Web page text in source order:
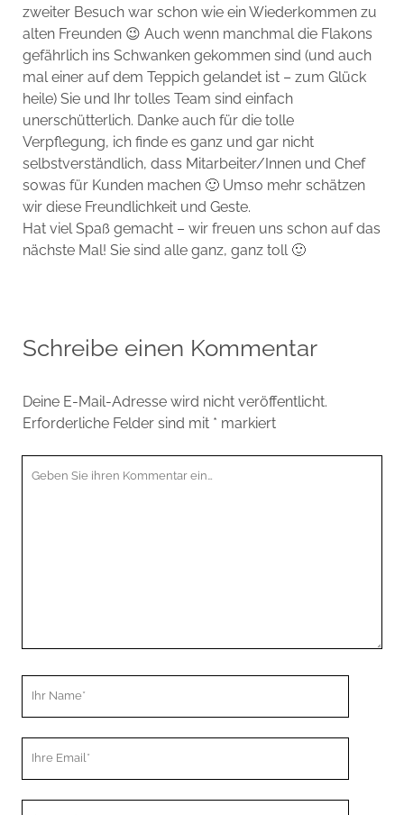
zweiter Besuch war schon wie ein Wiederkommen zu
alten Freunden 😉 Auch wenn manchmal die Flakons
gefährlich ins Schwanken gekommen sind (und auch
mal einer auf dem Teppich gelandet ist – zum Glück
heile) Sie und Ihr tolles Team sind einfach
unerschütterlich. Danke auch für die tolle
Verpflegung, ich finde es ganz und gar nicht
selbstverständlich, dass Mitarbeiter/Innen und Chef
sowas für Kunden machen 🙂 Umso mehr schätzen
wir diese Freundlichkeit und Geste.
Hat viel Spaß gemacht – wir freuen uns schon auf das
nächste Mal! Sie sind alle ganz, ganz toll 🙂
Schreibe einen Kommentar
Deine E-Mail-Adresse wird nicht veröffentlicht.
Erforderliche Felder sind mit * markiert